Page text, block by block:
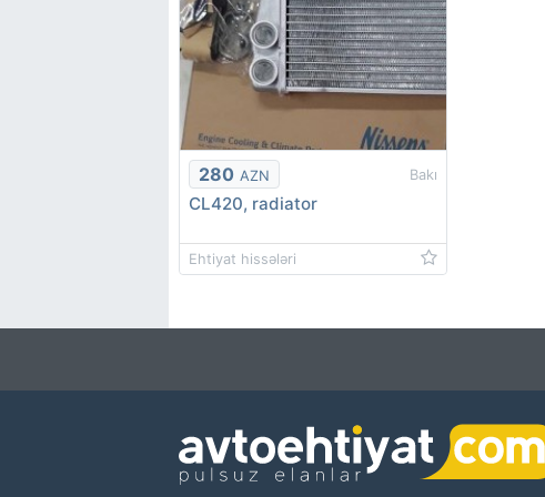
280 AZN Bakı
CL420, radiator
Ehtiyat hissələri